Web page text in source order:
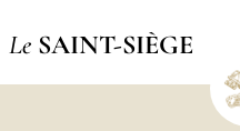
Le SAINT-SIÈGE